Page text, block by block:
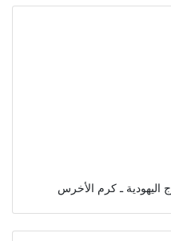
ـ كرم الأخرس